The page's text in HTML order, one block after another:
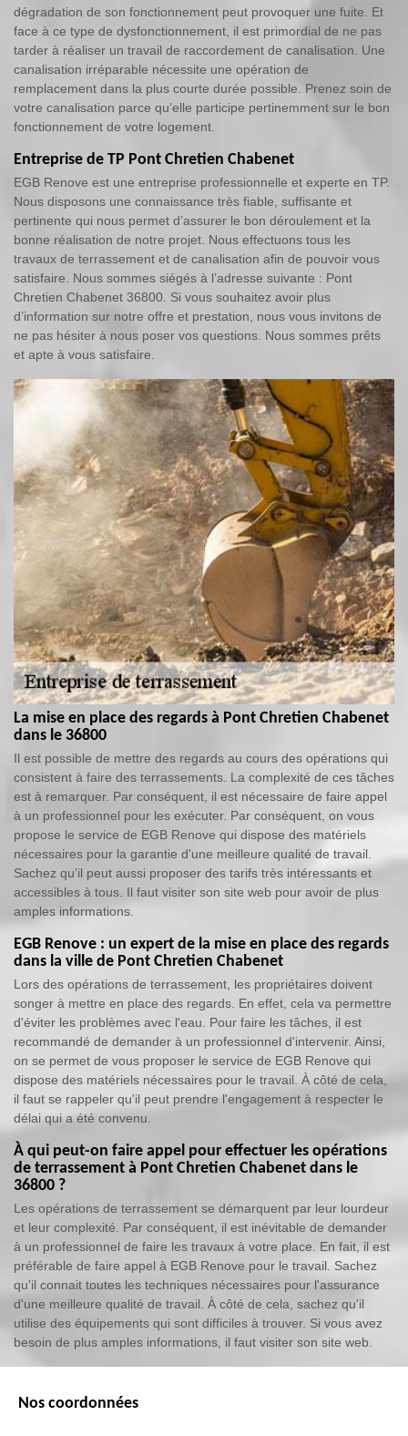
dégradation de son fonctionnement peut provoquer une fuite. Et
face à ce type de dysfonctionnement, il est primordial de ne pas
tarder à réaliser un travail de raccordement de canalisation. Une
canalisation irréparable nécessite une opération de
remplacement dans la plus courte durée possible. Prenez soin de
votre canalisation parce qu’elle participe pertinemment sur le bon
fonctionnement de votre logement.
Entreprise de TP Pont Chretien Chabenet
EGB Renove est une entreprise professionnelle et experte en TP.
Nous disposons une connaissance très fiable, suffisante et
pertinente qui nous permet d’assurer le bon déroulement et la
bonne réalisation de notre projet. Nous effectuons tous les
travaux de terrassement et de canalisation afin de pouvoir vous
satisfaire. Nous sommes siégés à l’adresse suivante : Pont
Chretien Chabenet 36800. Si vous souhaitez avoir plus
d’information sur notre offre et prestation, nous vous invitons de
ne pas hésiter à nous poser vos questions. Nous sommes prêts
et apte à vous satisfaire.
La mise en place des regards à Pont Chretien Chabenet
dans le 36800
Il est possible de mettre des regards au cours des opérations qui
consistent à faire des terrassements. La complexité de ces tâches
est à remarquer. Par conséquent, il est nécessaire de faire appel
à un professionnel pour les exécuter. Par conséquent, on vous
propose le service de EGB Renove qui dispose des matériels
nécessaires pour la garantie d'une meilleure qualité de travail.
Sachez qu'il peut aussi proposer des tarifs très intéressants et
accessibles à tous. Il faut visiter son site web pour avoir de plus
amples informations.
EGB Renove : un expert de la mise en place des regards
dans la ville de Pont Chretien Chabenet
Lors des opérations de terrassement, les propriétaires doivent
songer à mettre en place des regards. En effet, cela va permettre
d'éviter les problèmes avec l'eau. Pour faire les tâches, il est
recommandé de demander à un professionnel d'intervenir. Ainsi,
on se permet de vous proposer le service de EGB Renove qui
dispose des matériels nécessaires pour le travail. À côté de cela,
il faut se rappeler qu'il peut prendre l'engagement à respecter le
délai qui a été convenu.
À qui peut-on faire appel pour effectuer les opérations
de terrassement à Pont Chretien Chabenet dans le
36800 ?
Les opérations de terrassement se démarquent par leur lourdeur
et leur complexité. Par conséquent, il est inévitable de demander
à un professionnel de faire les travaux à votre place. En fait, il est
préférable de faire appel à EGB Renove pour le travail. Sachez
qu'il connait toutes les techniques nécessaires pour l'assurance
d'une meilleure qualité de travail. À côté de cela, sachez qu'il
utilise des équipements qui sont difficiles à trouver. Si vous avez
besoin de plus amples informations, il faut visiter son site web.
Nos coordonnées